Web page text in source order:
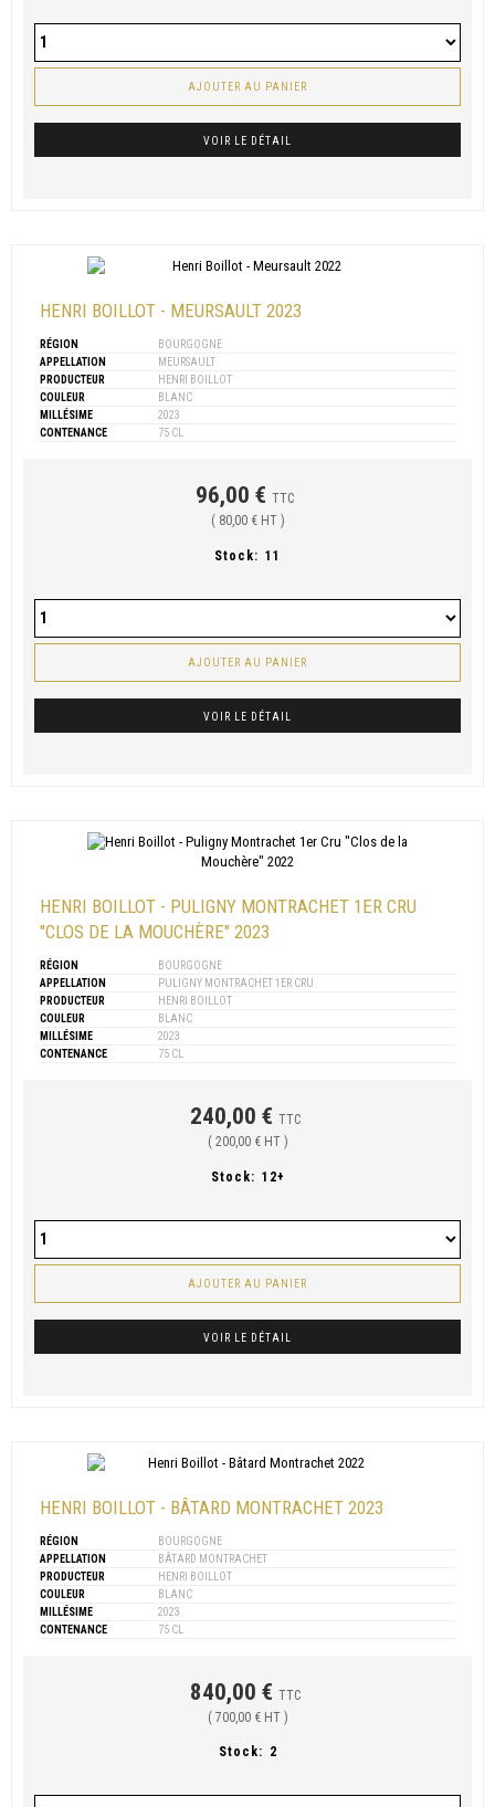
AJOUTER AU PANIER
VOIR LE DÉTAIL
HENRI BOILLOT - MEURSAULT 2023
RÉGION
BOURGOGNE
APPELLATION
MEURSAULT
PRODUCTEUR
HENRI BOILLOT
COULEUR
BLANC
MILLÉSIME
2023
CONTENANCE
75 CL
96,00 € TTC
( 80,00 € HT )
Stock: 11
AJOUTER AU PANIER
VOIR LE DÉTAIL
HENRI BOILLOT - PULIGNY MONTRACHET 1ER CRU
"CLOS DE LA MOUCHÈRE" 2023
RÉGION
BOURGOGNE
APPELLATION
PULIGNY MONTRACHET 1ER CRU
PRODUCTEUR
HENRI BOILLOT
COULEUR
BLANC
MILLÉSIME
2023
CONTENANCE
75 CL
240,00 € TTC
( 200,00 € HT )
Stock: 12+
AJOUTER AU PANIER
VOIR LE DÉTAIL
HENRI BOILLOT - BÂTARD MONTRACHET 2023
RÉGION
BOURGOGNE
APPELLATION
BÂTARD MONTRACHET
PRODUCTEUR
HENRI BOILLOT
COULEUR
BLANC
MILLÉSIME
2023
CONTENANCE
75 CL
840,00 € TTC
( 700,00 € HT )
Stock: 2